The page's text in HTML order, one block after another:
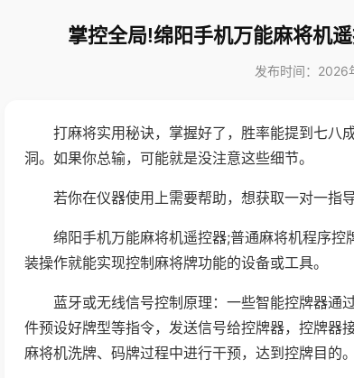
掌控全局!绵阳手机万能麻将机
发布时间：2026
打麻将实用秘诀，掌握好了，胜率能提到七八
洞。如果你总输，可能就是没注意这些细节。
若你在仪器使用上需要帮助，想获取一对一指
绵阳手机万能麻将机遥控器;普通麻将机程序
装操作就能实现控制麻将牌功能的设备或工具。
蓝牙或无线信号控制原理：一些智能控牌器通
件预设好牌型等指令，发送信号给控牌器，控牌器
麻将机洗牌、码牌过程中进行干预，达到控牌目的。